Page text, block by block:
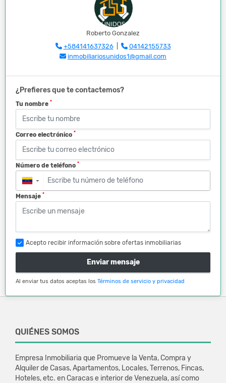
Roberto Gonzalez
+584141637326|
04142155733
inmobiliariosunidos1@gmail.com
¿Prefieres que te contactemos?
Tu nombre *
Correo electrónico *
Número de teléfono *
▼
Mensaje *
Acepto recibir información sobre ofertas inmobiliarias
Enviar mensaje
Al enviar tus datos aceptas los Términos de servicio y privacidad
QUIÉNES SOMOS
Empresa Inmobiliaria que Promueve la Venta, Compra y
Alquiler de Casas, Apartamentos, Locales, Terrenos, Fincas,
Hoteles, etc. en Caracas e interior de Venezuela, así como